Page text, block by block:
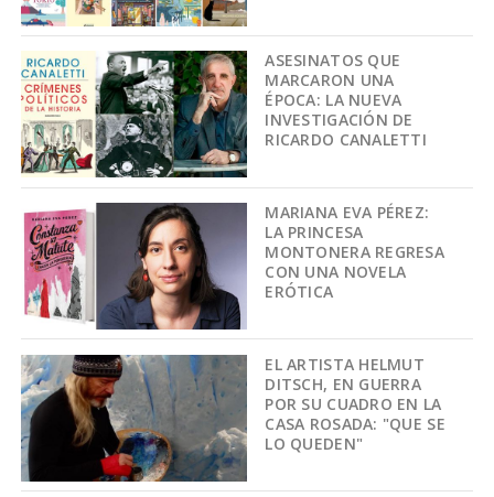
ASESINATOS QUE
MARCARON UNA
ÉPOCA: LA NUEVA
INVESTIGACIÓN DE
RICARDO CANALETTI
MARIANA EVA PÉREZ:
LA PRINCESA
MONTONERA REGRESA
CON UNA NOVELA
ERÓTICA
EL ARTISTA HELMUT
DITSCH, EN GUERRA
POR SU CUADRO EN LA
CASA ROSADA: "QUE SE
LO QUEDEN"